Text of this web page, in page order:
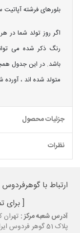
بلورهای فرشته آپاتیت
اگر روز تولد شما در
رنگ ذکر شده می
باشد. در این جدول
متولد شده اند ،
جزئیات محصول
نظرات
ارتباط با گوهرفردوس
[ برای
آدرس شعبه مرکز : تهران
پلاک 51 گوهر فردوس ایران